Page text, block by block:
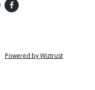
Powered by Wiztrust